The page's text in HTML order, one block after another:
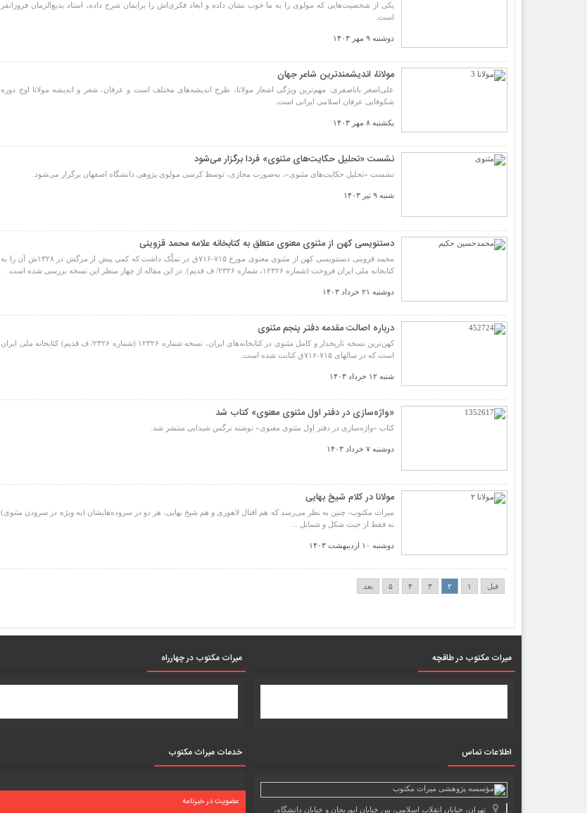
یکی از شخصیت‌هایی که مولوی را به ما خوب نشان داده و ابعاد فکری‌اش را برایمان شرح داده، استاد بدیع‌الزمان فروزانفر
است.
دوشنبه ۹ مهر ۱۴۰۳
مولانا، اندیشمندترین شاعر جهان
علی‌اصغر باباصفری: مهم‌ترین ویژگی اشعار مولانا، طرح اندیشه‌های مختلف است و عرفان، شعر و اندیشه مولانا اوج دوره
شکوفایی عرفان اسلامی ایرانی است.
یکشنبه ۸ مهر ۱۴۰۳
نشست «تحلیل حکایت‌های مثنوی» فردا برگزار می‌شود
نشست «تحلیل حکایت‌های مثنوی»، به‌صورت مجازی، توسط کرسی مولوی پژوهی دانشگاه اصفهان برگزار می‌شود.
شنبه ۹ تیر ۱۴۰۳
دستنویسی کهن از مثنوی معنوی متعلق به کتابخانه علامه محمد قزوینی
محمد قزوینی دستنویسی کهن از مثنوی معنوی مورخ ۷۱۵-۷۱۶ق در تملّک داشت که کمی پیش از مرگش در ۱۳۲۸ش آن را به
کتابخانه ملی ایران فروخت (شماره ۱۲۳۲۶، شماره ۲۳۲۶/ ف قدیم). در این مقاله از چهار منظر این نسخه بررسی شده است.
دوشنبه ۲۱ خرداد ۱۴۰۳
درباره اصالت مقدمه دفتر پنجم مثنوی
کهن‌ترین نسخه تاریخدار و کامل مثنوی در کتابخانه‌های ایران، نسخه شماره ۱۲۳۲۶ (شماره ۲۳۲۶/ ف قدیم) کتابخانه ملی ایران
است که در سالهای ۷۱۵-۷۱۶ق کتابت شده است.
شنبه ۱۲ خرداد ۱۴۰۳
«واژه‌سازی در دفتر اول مثنوی معنوی» کتاب شد
کتاب «واژه‌سازی در دفتر اول مثنوی معنوی» نوشته نرگس شیدایی منتشر شد.
دوشنبه ۷ خرداد ۱۴۰۳
مولانا در کلام شیخ بهایی
میراث مکتوب- چنین به نظر می‌رسد که هم اقبال لاهوری و هم شیخ بهایی، هر دو در سروده‌هایشان (به ویژه در سرودن مثنوی)
نه فقط از حیث شکل و شمایل ...
دوشنبه ۱۰ اردیبهشت ۱۴۰۳
قبل ۱ ۲ ۳ ۴ ۵ بعد
میرات مکتوب در طاقچه
اطلاعات تماس
تهران، خیابان انقلاب اسلامی، بین خیابان ابوریحان و خیابان دانشگاه،
میرات مکتوب در چهارراه
خدمات میراث مکتوب
عضویت در خبرنامه